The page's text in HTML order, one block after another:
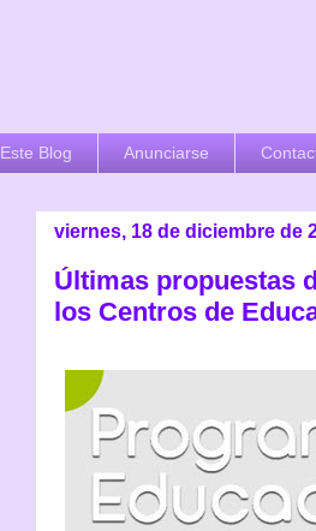
Este Blog Anunciarse
viernes, 18 de diciembre de
Últimas propuestas
los Centros de